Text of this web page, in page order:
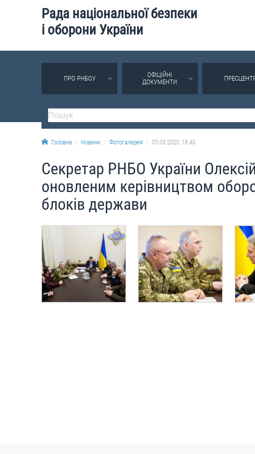
Рада національної безпеки
і оборони України
ПРО РНБОУ
ОФІЦІЙНІ
ДОКУМЕНТИ
Головна Новини Фотогалерея 05.03.2020, 18:40
Секретар РНБО України
оновленим керівництвом
блоків держави